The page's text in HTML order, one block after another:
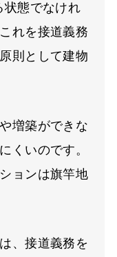
状態でなけれ
れを接道義務
則として建物
増築ができな
くいのです。
ョンは旗竿地
、接道義務を